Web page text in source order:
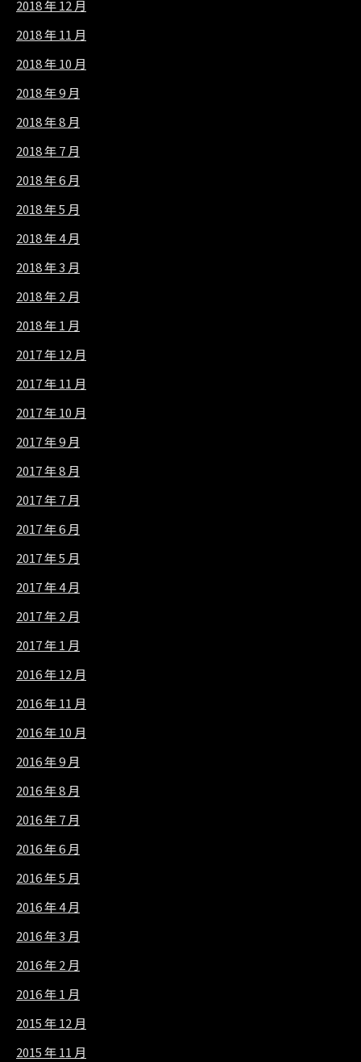
2018 年 12 月
2018 年 11 月
2018 年 10 月
2018 年 9 月
2018 年 8 月
2018 年 7 月
2018 年 6 月
2018 年 5 月
2018 年 4 月
2018 年 3 月
2018 年 2 月
2018 年 1 月
2017 年 12 月
2017 年 11 月
2017 年 10 月
2017 年 9 月
2017 年 8 月
2017 年 7 月
2017 年 6 月
2017 年 5 月
2017 年 4 月
2017 年 2 月
2017 年 1 月
2016 年 12 月
2016 年 11 月
2016 年 10 月
2016 年 9 月
2016 年 8 月
2016 年 7 月
2016 年 6 月
2016 年 5 月
2016 年 4 月
2016 年 3 月
2016 年 2 月
2016 年 1 月
2015 年 12 月
2015 年 11 月